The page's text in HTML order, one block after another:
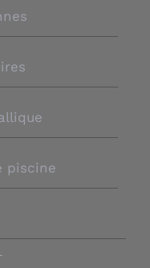
piscine